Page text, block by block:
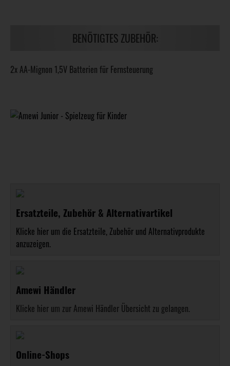
BENÖTIGTES ZUBEHÖR:
2x AA-Mignon 1,5V Batterien für Fernsteuerung
Ersatzteile, Zubehör & Alternativartikel
Klicke hier um die Ersatzteile, Zubehör und Alternativprodukte
anzuzeigen.
Amewi Händler
Klicke hier um zur Amewi Händler Übersicht zu gelangen.
Online-Shops